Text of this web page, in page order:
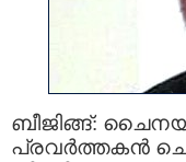
ബീജിങ്ങ്:
പ്രവര്‍ത്തകന്‍